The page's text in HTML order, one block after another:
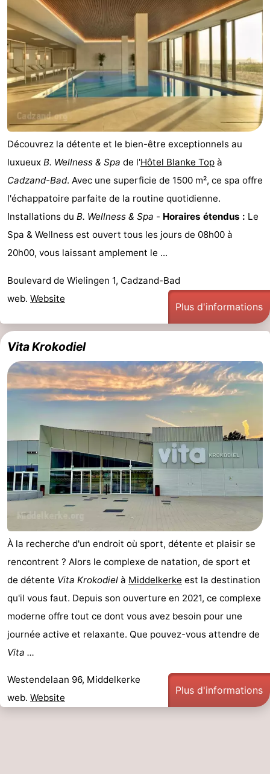
Stationnement
-
Tram
du
littoral
Croisière
terminal
Adresses
Médicales
Région
Zeeuws-
Nieuwvliet
-
Cadzand
-
Gand
-
Ypres
La
côte
-
Zwin
Knokke-
Heist
Blankenberge
-
Le
Coq
-
Bredene
-
Middelkerke
-
Westende
Météo
Découvrez la détente et le bien-être exceptionnels au
luxueux B. Wellness & Spa de l'Hôtel Blanke Top à
Cadzand-Bad. Avec une superficie de 1500 m², ce spa offre
l'échappatoire parfaite de la routine quotidienne.
Installations du B. Wellness & Spa - Horaires étendus : Le
Spa & Wellness est ouvert tous les jours de 08h00 à
20h00, vous laissant amplement le ...
Boulevard de Wielingen 1, Cadzand-Bad
web. Website
Plus d'informations
Vita Krokodiel
À la recherche d'un endroit où sport, détente et plaisir se
rencontrent ? Alors le complexe de natation, de sport et
de détente Vita Krokodiel à Middelkerke est la destination
qu'il vous faut. Depuis son ouverture en 2021, ce complexe
moderne offre tout ce dont vous avez besoin pour une
journée active et relaxante. Que pouvez-vous attendre de
Vita ...
Westendelaan 96, Middelkerke
web. Website
Plus d'informations